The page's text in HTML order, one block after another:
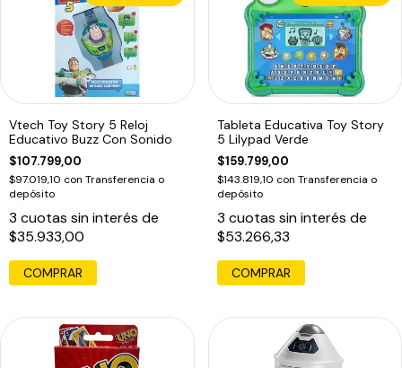
Vtech Toy Story 5 Reloj
Educativo Buzz Con Sonido
$107.799,00
$97.019,10 con Transferencia o
depósito
3 cuotas sin interés de
$35.933,00
COMPRAR
Tableta Educativa Toy Story
5 Lilypad Verde
$159.799,00
$143.819,10 con Transferencia o
depósito
3 cuotas sin interés de
$53.266,33
COMPRAR